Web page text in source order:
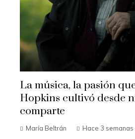
La música, la pasión
Hopkins cultivó desde
comparte
María Beltrán Hace 3 semanas